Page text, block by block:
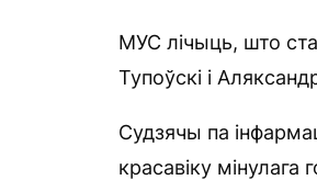
МУС лічыць, што
Тупоўскі і
Судзячы па
красавіку мінулага